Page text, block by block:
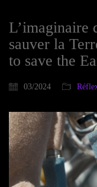
L’imaginaire
sauver la
to save the
03/2024